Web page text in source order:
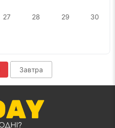
27 28 29 30
Завтра